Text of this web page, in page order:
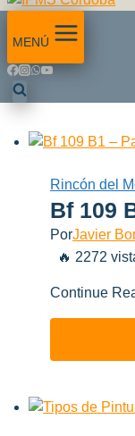
MENÚ
Rincón del
Bf 109
PorJavier
🔥 2272
Continue